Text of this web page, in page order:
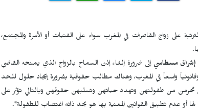
على زواج القاصرات في المغرب سواء على الفتيات أو الأسرة والمجتمع،
.
إشراق مسطاسي إلى ضرورة إلغاء إذن السماح بالزواج الذي يمنحه القاضي
واسعاً في المغرب، وهناك مطالب حقوقية بضرورة إيجاد حلول للحد
تحرمن من طفولتهن وتهدد حياتهن وتسلبهن حقوقهن وبالتالي تؤثر على
أو عدم تطبيق القوانين المعنية بها هو بحد ذاته اغتصاب للطفولة".